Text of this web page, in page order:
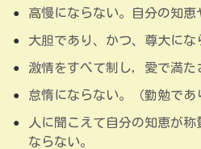
高慢にならない。自分の知恵
大胆であり、かつ、尊大にな
激情をすべて制し，愛で満た
怠惰にならない。（勤勉であ
人に聞こえて自分の知恵が
ならない。